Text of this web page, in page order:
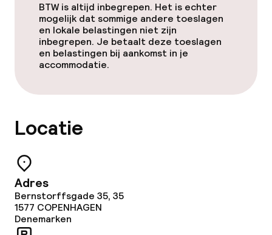
Eet- en drinkdiensten
Ontbijtbuffet
Beleid
Overal rookvrij
BTW is altijd inbegrepen. Het is echter
mogelijk dat sommige andere toeslagen
en lokale belastingen niet zijn
inbegrepen. Je betaalt deze toeslagen
en belastingen bij aankomst in je
accommodatie.
Locatie
Adres
Bernstorffsgade 35, 35
1577 COPENHAGEN
Denemarken